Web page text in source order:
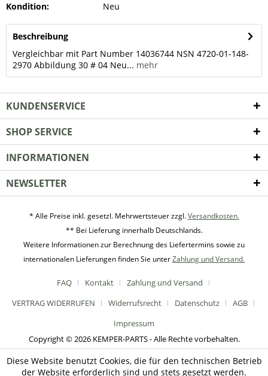
Kondition:
Neu
Beschreibung
Vergleichbar mit Part Number 14036744 NSN 4720-01-148-
2970 Abbildung 30 # 04 Neu... mehr
KUNDENSERVICE
SHOP SERVICE
INFORMATIONEN
NEWSLETTER
* Alle Preise inkl. gesetzl. Mehrwertsteuer zzgl.Versandkosten.
** Bei Lieferung innerhalb Deutschlands.
Weitere Informationen zur Berechnung des Liefertermins sowie zu
internationalen Lieferungen finden Sie unterZahlung und Versand.
FAQ Kontakt
Zahlung und Versand
VERTRAG WIDERRUFEN
Widerrufsrecht Datenschutz
AGB
Impressum
Copyright © 2026 KEMPER-PARTS - Alle Rechte vorbehalten.
Diese Website benutzt Cookies, die für den technischen Betrieb
der Website erforderlich sind und stets gesetzt werden.